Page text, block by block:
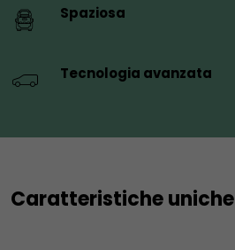
Spaziosa
Tecnologia avanzata
Caratteristiche uniche